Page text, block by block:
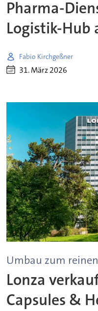
Pharma-
Logistik-Hub
Fabio Kirchgeßner
31. März 2026
Umbau zum
Lonza
Capsules &